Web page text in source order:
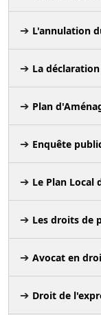
L'annulation
La
Plan
Enquête
Le Plan
Les droits de
Avocat en
Droit de